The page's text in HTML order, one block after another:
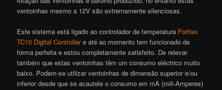
ventoinhas mesmo a 12V são extremamente silenciosas.
Este sistema está ligado ao controlador de temperatura Forttex
TC10 Digital Controllere até ao momento tem funcionado de
forma perfeita e estou completamente satisfeito. De relevar
também que estas ventoinhas têm um consumo eléctrico muito
baixo. Podem-se utilizar ventoinhas de dimensão superior e/ou
inferior desde que se acautele o consumo em mA (mili-Amperes)